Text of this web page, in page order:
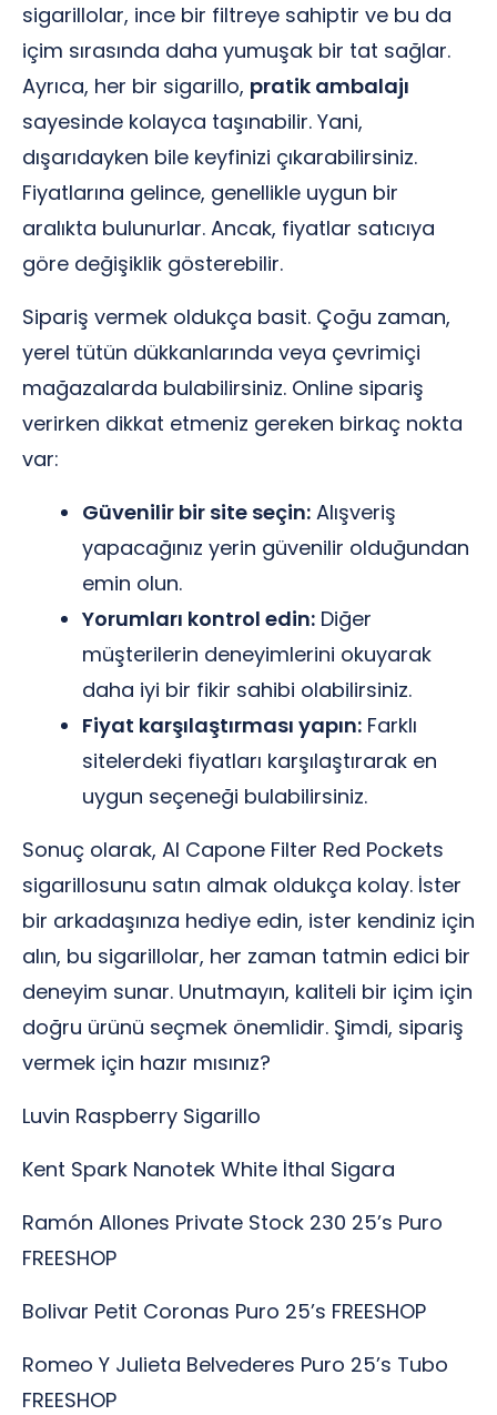
sigarillolar, ince bir filtreye sahiptir ve bu da
içim sırasında daha yumuşak bir tat sağlar.
Ayrıca, her bir sigarillo, pratik ambalajı
sayesinde kolayca taşınabilir. Yani,
dışarıdayken bile keyfinizi çıkarabilirsiniz.
Fiyatlarına gelince, genellikle uygun bir
aralıkta bulunurlar. Ancak, fiyatlar satıcıya
göre değişiklik gösterebilir.
Sipariş vermek oldukça basit. Çoğu zaman,
yerel tütün dükkanlarında veya çevrimiçi
mağazalarda bulabilirsiniz. Online sipariş
verirken dikkat etmeniz gereken birkaç nokta
var:
Güvenilir bir site seçin: Alışveriş
yapacağınız yerin güvenilir olduğundan
emin olun.
Yorumları kontrol edin: Diğer
müşterilerin deneyimlerini okuyarak
daha iyi bir fikir sahibi olabilirsiniz.
Fiyat karşılaştırması yapın: Farklı
sitelerdeki fiyatları karşılaştırarak en
uygun seçeneği bulabilirsiniz.
Sonuç olarak, Al Capone Filter Red Pockets
sigarillosunu satın almak oldukça kolay. İster
bir arkadaşınıza hediye edin, ister kendiniz için
alın, bu sigarillolar, her zaman tatmin edici bir
deneyim sunar. Unutmayın, kaliteli bir içim için
doğru ürünü seçmek önemlidir. Şimdi, sipariş
vermek için hazır mısınız?
Luvin Raspberry Sigarillo
Kent Spark Nanotek White İthal Sigara
Ramón Allones Private Stock 230 25’s Puro
FREESHOP
Bolivar Petit Coronas Puro 25’s FREESHOP
Romeo Y Julieta Belvederes Puro 25’s Tubo
FREESHOP